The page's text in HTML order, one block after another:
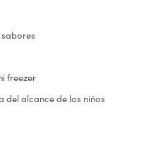
freezer
del alcance de los niños